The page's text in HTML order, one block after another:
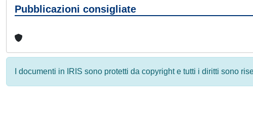
Pubblicazioni consigliate
I documenti in IRIS sono protetti da copyright e tutti i diritti sono